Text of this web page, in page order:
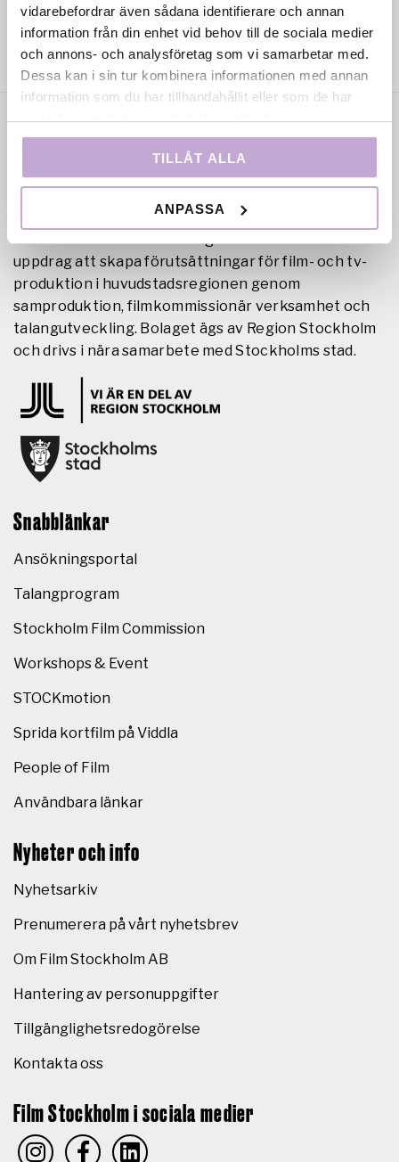
vidarebefordrar även sådana identifierare och annan
information från din enhet vid behov till de sociala medier
och annons- och analysföretag som vi samarbetar med.
Dessa kan i sin tur kombinera informationen med annan
information som du har tillhandahållit eller som de har
samlat in när du har använt deras tjänster.
TILLÅT ALLA
ANPASSA
Film Stockholm AB är en regional filmfond med
uppdrag att skapa förutsättningar för film- och tv-
produktion i huvudstadsregionen genom
samproduktion, filmkommissionär verksamhet och
talangutveckling. Bolaget ägs av Region Stockholm
och drivs i nära samarbete med Stockholms stad.
Snabblänkar
Ansökningsportal
Talangprogram
Stockholm Film Commission
Workshops & Event
STOCKmotion
Sprida kortfilm på Viddla
People of Film
Användbara länkar
Nyheter och info
Nyhetsarkiv
Prenumerera på vårt nyhetsbrev
Om Film Stockholm AB
Hantering av personuppgifter
Tillgänglighetsredogörelse
Kontakta oss
Film Stockholm i sociala medier